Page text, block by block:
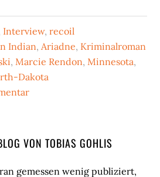
Interview,recoil
Indian,Ariadne, Kriminalroman
,Marcie Rendon,Minnesota,
Dakota
VON TOBIAS GOHLIS
gemessen wenig publiziert,